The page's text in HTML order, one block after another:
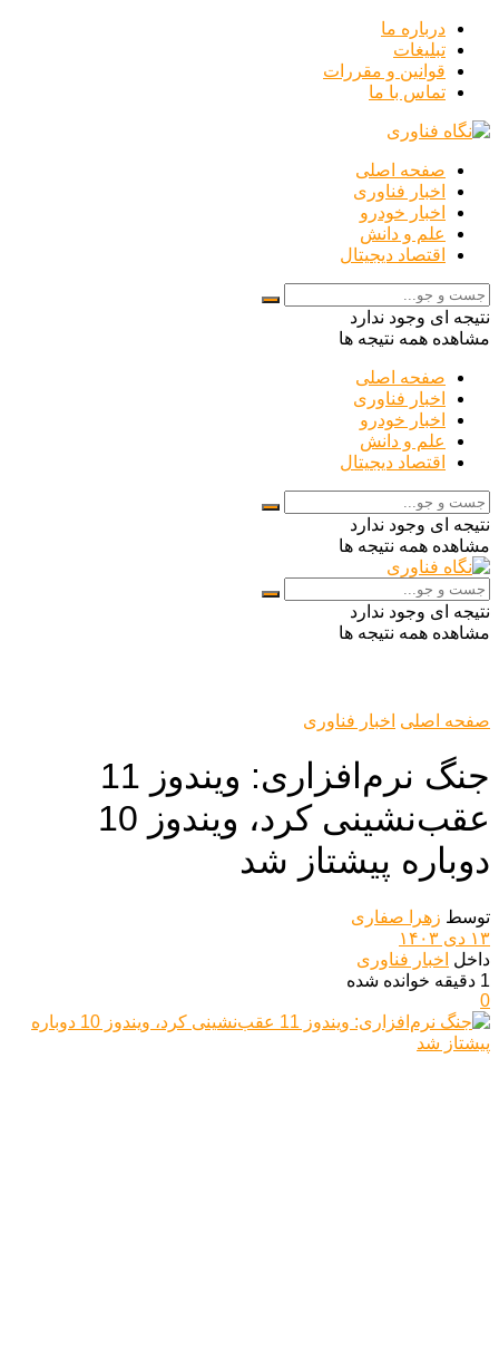
درباره ما
تبلیغات
قوانین و مقررات
تماس با ما
صفحه اصلی
اخبار فناوری
اخبار خودرو
علم و دانش
اقتصاد دیجیتال
نتیجه ای وجود ندارد
مشاهده همه نتیجه ها
صفحه اصلی
اخبار فناوری
اخبار خودرو
علم و دانش
اقتصاد دیجیتال
نتیجه ای وجود ندارد
مشاهده همه نتیجه ها
نتیجه ای وجود ندارد
مشاهده همه نتیجه ها
صفحه اصلی اخبار فناوری
جنگ نرم‌افزاری: ویندوز 11
عقب‌نشینی کرد، ویندوز 10
دوباره پیشتاز شد
توسط زهرا صفاری
۱۳ دی ۱۴۰۳
داخل اخبار فناوری
1 دقیقه خوانده شده
0